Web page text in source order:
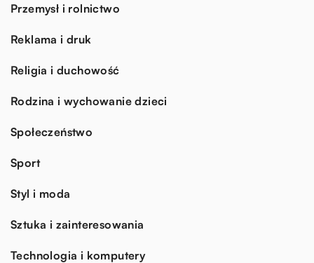
Przemysł i rolnictwo
Reklama i druk
Religia i duchowość
Rodzina i wychowanie dzieci
Społeczeństwo
Sport
Styl i moda
Sztuka i zainteresowania
Technologia i komputery